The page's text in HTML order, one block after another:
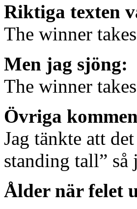
Riktiga texten
The winner
Men jag sjöng:
The winner
Övriga
Jag tänkte att
standing tall”
Ålder när felet